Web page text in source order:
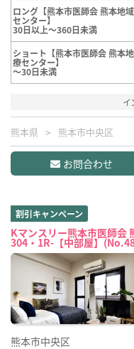
ロング【熊本市医師会 熊本地
センター】
30日以上～360日未満
ショート【熊本市医師会 熊本
療センター】
～30日未満
イ
熊本県 熊本市中央区
お問合わせ
割引キャンペーン
Kマンスリー熊本市医師会
304・1R-【中部屋】
熊本市中央区